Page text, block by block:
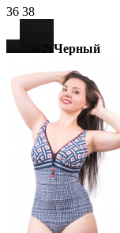
36 38
Черный